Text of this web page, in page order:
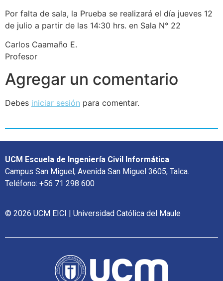
Por falta de sala, la Prueba se realizará el día jueves 12
de julio a partir de las 14:30 hrs. en Sala N° 22
Carlos Caamaño E.
Profesor
Agregar un comentario
Debes iniciar sesión para comentar.
UCM Escuela de Ingeniería Civil Informática
Campus San Miguel, Avenida San Miguel 3605, Talca.
Teléfono: +56 71 298 600
© 2026 UCM EICI | Universidad Católica del Maule